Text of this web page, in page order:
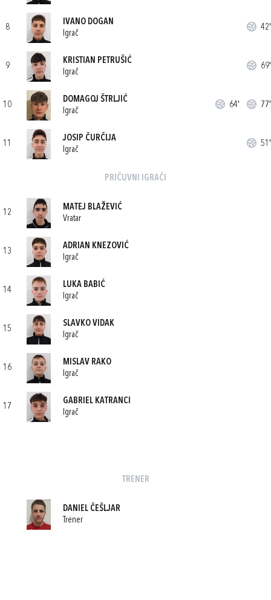
8
IVANO DOGAN
Igrač
42'
9
KRISTIAN PETRUŠIĆ
Igrač
69'
10
DOMAGOJ ŠTRLJIĆ
Igrač
64' 77'
11
JOSIP ČURČIJA
Igrač
51'
PRIČUVNI IGRAČI
12
MATEJ BLAŽEVIĆ
Vratar
13
ADRIAN KNEZOVIĆ
Igrač
14
LUKA BABIĆ
Igrač
15
SLAVKO VIDAK
Igrač
16
MISLAV RAKO
Igrač
17
GABRIEL KATRANCI
Igrač
TRENER
DANIEL ČEŠLJAR
Trener